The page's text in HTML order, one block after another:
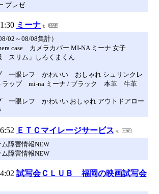
プレゼ
ミーナ
02～08/08集計）
case カメラカバー MI-NA ミーナ 女子
スリム」しろくまくん
一眼レフ かわいい おしゃれ シュリンクレ
ップ mi-na ミーナ / ブラック 本革 牛革
一眼レフ かわいい おしゃれ アウトドアロー
ＥＴＣマイレージサービス
障害情報NEW
障害情報NEW
試写会ＣＬＵＢ 福岡の映画試写会